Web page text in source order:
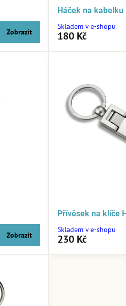
Zobrazit
Háček na kabelku
Skladem v e-shopu
180 Kč
Zobrazit
Přívěsek na klíče
Skladem v e-shopu
230 Kč